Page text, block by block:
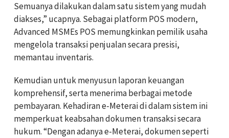
Semuanya dilakukan dalam satu sistem yang mudah
diakses,” ucapnya. Sebagai platform POS modern,
Advanced MSMEs POS memungkinkan pemilik usaha
mengelola transaksi penjualan secara presisi,
memantau inventaris.
Kemudian untuk menyusun laporan keuangan
komprehensif, serta menerima berbagai metode
pembayaran. Kehadiran e-Meterai di dalam sistem ini
memperkuat keabsahan dokumen transaksi secara
hukum.“Dengan adanya e-Meterai, dokumen seperti